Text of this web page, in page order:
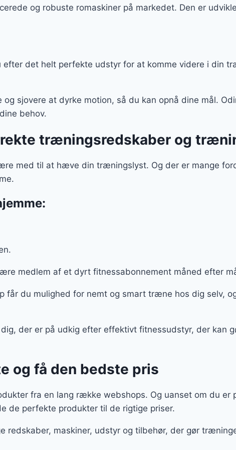
og robuste romaskiner på markedet. Den er
det helt perfekte udstyr for at komme videre i din
sjovere at dyrke motion, så du kan opnå dine mål.
behov.
træningsredskaber og
med til at hæve din træningslyst. Og der er mange
medlem af et dyrt fitnessabonnement måned efter
får du mulighed for nemt og smart træne hos dig selv,
der er på udkig efter effektivt fitnessudstyr, der kan
og få den bedste pris
fra en lang række webshops. Og uanset om du
de perfekte produkter til de rigtige priser.
redskaber, maskiner, udstyr og tilbehør, der gør